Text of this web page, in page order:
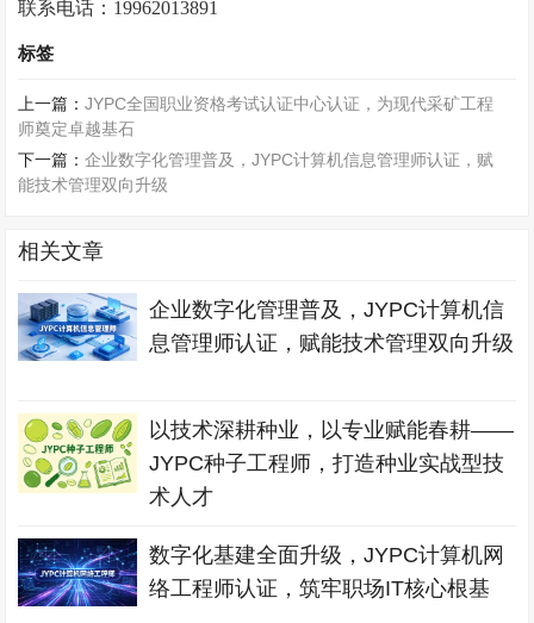
联系电话：19962013891
标签
上一篇：JYPC全国职业资格考试认证中心认证，为现代采矿工程
师奠定卓越基石
下一篇：企业数字化管理普及，JYPC计算机信息管理师认证，赋
能技术管理双向升级
相关文章
企业数字化管理普及，JYPC计算机信
息管理师认证，赋能技术管理双向升级
以技术深耕种业，以专业赋能春耕——
JYPC种子工程师，打造种业实战型技
术人才
数字化基建全面升级，JYPC计算机网
络工程师认证，筑牢职场IT核心根基